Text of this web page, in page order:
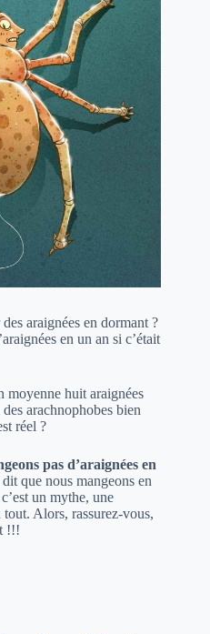
araignées en dormant ?
en un an si c’était
moyenne huit araignées
arachnophobes bien
réel ?
pas d’araignées en
que nous mangeons en
un mythe, une
Alors, rassurez-vous,
!!!